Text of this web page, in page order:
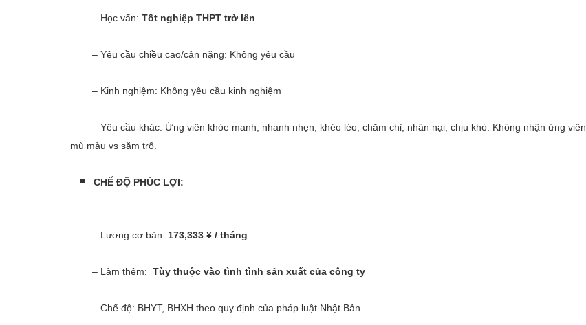
– Học vấn: Tốt nghiệp THPT trờ lên
– Yêu cầu chiều cao/cân nặng: Không yêu cầu
– Kinh nghiệm: Không yêu cầu kinh nghiệm
– Yêu cầu khác: Ứng viên khỏe manh, nhanh nhẹn, khéo léo, chăm chỉ, nhân nại, chịu khó. Không nhận ứng viên
mù màu vs săm trổ.
CHẾ ĐỘ PHÚC LỢI:
​ – Lương cơ bản: 173,333 ¥ / tháng
– Làm thêm: Tùy thuộc vào tình tình sản xuất của công ty
– Chế độ: BHYT, BHXH theo quy định của pháp luật Nhật Bản